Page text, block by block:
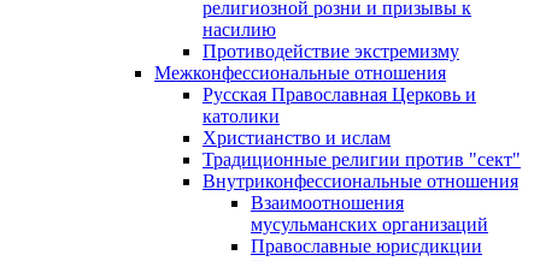
религиозной розни и призывы к
насилию
Противодействие экстремизму
Межконфессиональные отношения
Русская Православная Церковь и
католики
Христианство и ислам
Традиционные религии против "сект"
Внутриконфессиональные отношения
Взаимоотношения
мусульманских организаций
Православные юрисдикции